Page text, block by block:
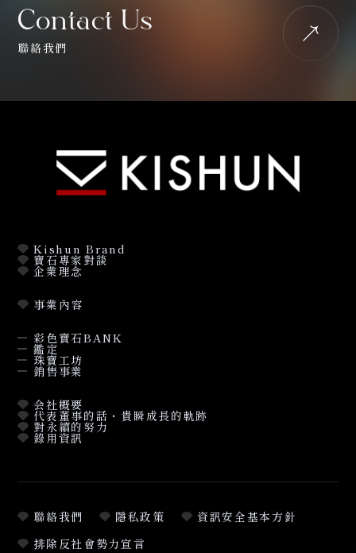
Contact Us
聯絡我們
Kishun Brand
寶石專家對談
企業理念
事業內容
彩色寶石BANK
鑑定
珠寶工坊
銷售事業
会社概要
代表董事的話・貴瞬成長的軌跡
對永續的努力
錄用資訊
聯絡我們 隱私政策
資訊安全基本方針
排除反社會勢力宣言